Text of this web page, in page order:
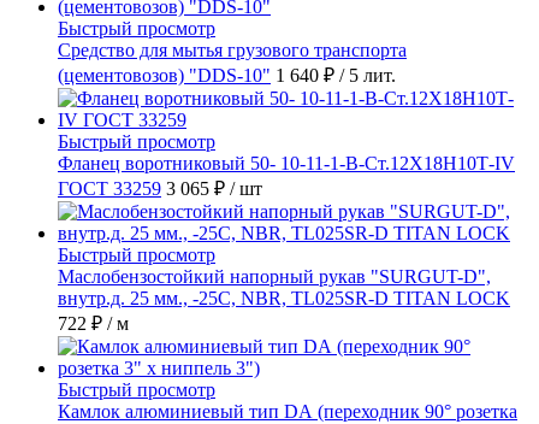
Быстрый просмотр
Средство для мытья грузового транспорта
(цементовозов) "DDS-10" 1 640 ₽ / 5 лит.
Быстрый просмотр
Фланец воротниковый 50- 10-11-1-B-Ст.12Х18Н10Т-IV
ГОСТ 33259 3 065 ₽ / шт
Быстрый просмотр
Маслобензостойкий напорный рукав "SURGUT-D",
внутр.д. 25 мм., -25C, NBR, TL025SR-D TITAN LOCK
722 ₽ / м
Быстрый просмотр
Камлок алюминиевый тип DА (переходник 90° розетка